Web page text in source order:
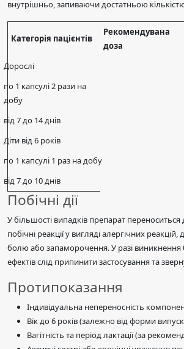
внутрішньо, запиваючи достатньою
Категорія пацієнтів
Рекомендувана
доза
Дорослі
по 1 капсулі 2 рази на
добу
від 7 до 14 днів
Діти від 6 років
по 1 капсулі 1 раз на добу
від 7 до 10 днів
Побічні дії
У більшості випадків препарат
побічні реакції у вигляді алергічних реакцій,
болю або запаморочення. У разі виникнення
ефектів слід припинити застосування та
Протипоказання
Індивідуальна непереносність
Вік до 6 років (залежно від форми
Вагітність та період лактації (за